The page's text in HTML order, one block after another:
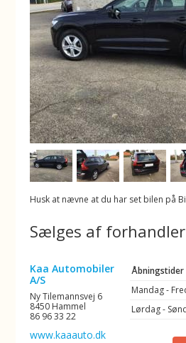
Husk at nævne at du har set bilen på
Sælges af forhandler
Kaa Automobiler
A/S
Ny Tilemannsvej 6
8450 Hammel
86 96 33 22
www.kaaauto.dk
Åbningstider
Mandag -
Lørdag -